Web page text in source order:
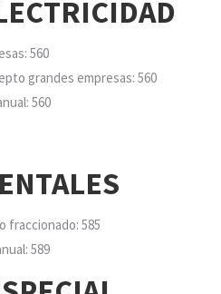
560
grandes empresas: 560
560
fraccionado: 585
589